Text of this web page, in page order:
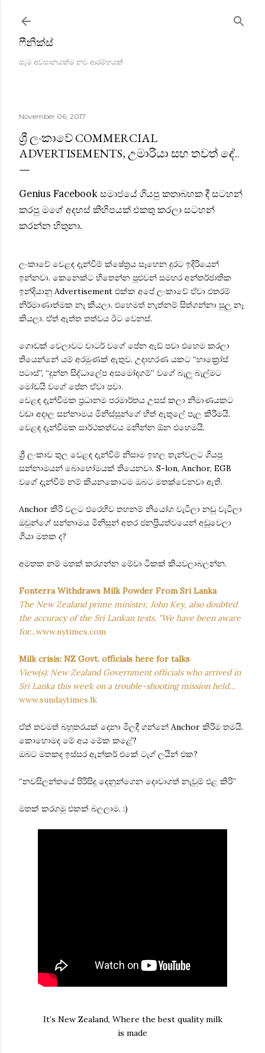
ෆීනික්ස්
සෑම අවසානයක්ම නව ආරම්භයක්
November 06, 2017
ශ්‍රී ලංකාවේ COMMERCIAL
ADVERTISEMENTS, උමාරියා සහ තවත් දේ..
Genius Facebook සමාජයේ ගියපු කතාබහක දී සටහන්
කරපු මගේ අදහස් කිහිපයක් එකතු කරලා සටහන්
කරන්න හිතුනා.
ලංකාවේ වෙළඳ දැන්වීම් ක්ෂේත්‍රය සෑහෙන දුරට ඉදිරියෙන්
ඉන්නවා. කෙනෙක්ට හිතෙන්න පුළුවන් සමහර අන්තර්ජාතික
ඉන්දියානු Advertisement එක්ක අපේ ලංකාවේ ඒවා එතරම්
නිර්මාණාත්මක නෑ කියලා. එහෙමත් නැත්නම් සිත්ගන්නා සුලු නෑ
කියලා. ඒත් ඇත්ත තත්වය ඊට වෙනස්.
ගොඩක් වෙලාවට චාටර් වගේ පේන ඇඩ් පවා එහෙම කරලා
තියෙන්නේ යම් අරමුණක් ඇතුව. උදාහරණ යකට “හාක්‍රෝස්
පටාස්”, “දුන්න සිද්ධාලේප අසමෝදගම්” වගේ බැලූ බැල්මට
මෝඩයි වගේ පේන ඒවා පවා.
වෙළඳ දැන්වීමක ප්‍රධානම පරමාර්තය උසස් කලා නිමාණයකට
වඩා අදාල සන්නාමය මිනිස්සුන්ගේ හිත් ඇතුලේ පැල කිරීමයි.
වෙළඳ දැන්වීමක සාර්ථකත්වය මනින්න ඕන එහෙමයි.
ශ්‍රී ලංකාව තුල වෙළඳ දැන්වීම් නිසාම ඉහල තැන්වලට ගියපු
සන්නාමයන් බොහෝමයක් තියෙනවා. S-lon, Anchor, EGB
වගේ දැන්වීම් නම් කියනකොටම ඔබට මතක්වෙනවා ඇති.
Anchor කිරි වලට එරෙහිව තහනම් නියෝග වැටිලා නඩු වැටිලා
ඔවුන්ගේ සන්නාමය මිනිසුන් අතර ජනප්‍රියත්වයෙන් අඩුවෙලා
ගියා මතක ද?
අමතක නම් මතක් කරගන්න මේවා ටිකක් කියවලාබලන්න.
Fonterra Withdraws Milk Powder From Sri Lanka
The New Zealand prime minister, John Key, also doubted
the accuracy of the Sri Lankan tests. "We have been aware
for…www.nytimes.com
Milk crisis: NZ Govt. officials here for talks
View(s): New Zealand Government officials who arrived in
Sri Lanka this week on a trouble-shooting mission held…
www.sundaytimes.lk
ඒත් තවමත් බහුතරයක් දෙනා මිලදී ගන්නේ Anchor කිරිම තමයි.
කොහොමද මේ අය මේක කළේ?
ඔබට මතකද ඉස්සර ඇන්කර් එකේ ටැග් ලයින් එක?
“නවසිලන්තයේ පිරිසිදු දෙනුන්ගෙන දොවාගත් නැවුම් එළ කිරි”
මතක් කරගමු එකක් බලලාම. :)
It’s New Zealand, Where the best quality milk
is made